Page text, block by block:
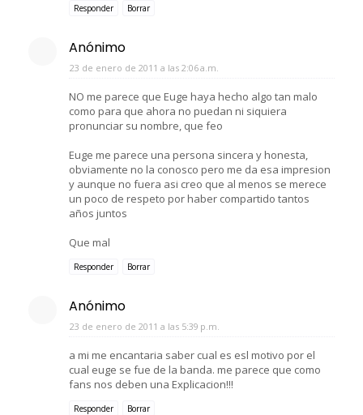
Responder Borrar
Anónimo
23 de enero de 2011 a las 2:06 a.m.
NO me parece que Euge haya hecho algo tan malo
como para que ahora no puedan ni siquiera
pronunciar su nombre, que feo
Euge me parece una persona sincera y honesta,
obviamente no la conosco pero me da esa impresion
y aunque no fuera asi creo que al menos se merece
un poco de respeto por haber compartido tantos
años juntos
Que mal
Responder Borrar
Anónimo
23 de enero de 2011 a las 5:39 p.m.
a mi me encantaria saber cual es esl motivo por el
cual euge se fue de la banda. me parece que como
fans nos deben una Explicacion!!!
Responder Borrar